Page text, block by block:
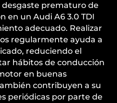
desgaste prematuro de
en un Audi A6 3.0 TDI
adecuado. Realizar
regularmente ayuda a
reduciendo el
hábitos de conducción
en buenas
contribuyen a su
periódicas por parte de